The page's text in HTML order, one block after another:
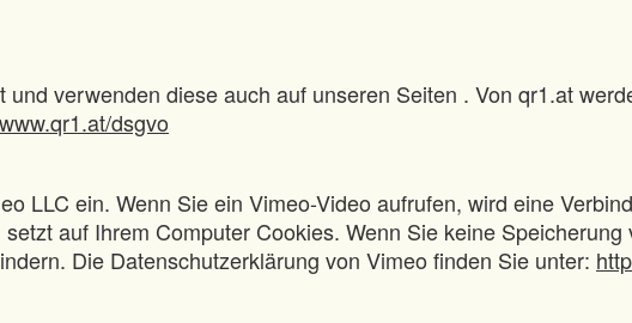
verwenden diese auch auf unseren Seiten . Von qr1.at
www.qr1.at/dsgvo
LLC ein. Wenn Sie ein Vimeo-Video aufrufen, wird eine
auf Ihrem Computer Cookies. Wenn Sie keine
Die Datenschutzerklärung von Vimeo finden Sie unter: